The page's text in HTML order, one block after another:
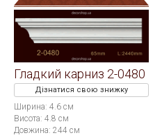
Гладкий карниз 2-0480
Дізнатися свою знижку
Ширина: 4.6 см
Висота: 4.8 см
Довжина: 244 см